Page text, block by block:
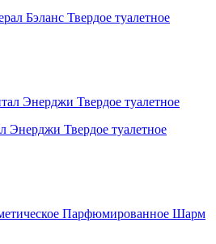
Бэланс Твердое туалетное
Энерджи Твердое туалетное